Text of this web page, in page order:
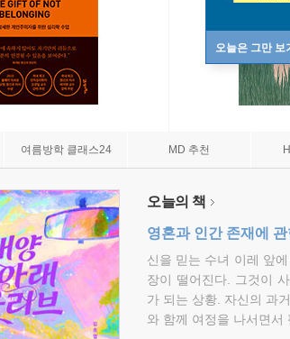
오늘은 그만 보
여름방학 클래스24 MD 추천
오늘의 책
영혼과 인간 존재에
신을 믿는 수녀 이레 앞
장이 떨어진다. 그것이
가 되는 상황. 자신의 과
와 함께 여정을 나서면서